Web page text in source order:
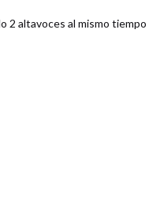
altavoces al mismo tiempo